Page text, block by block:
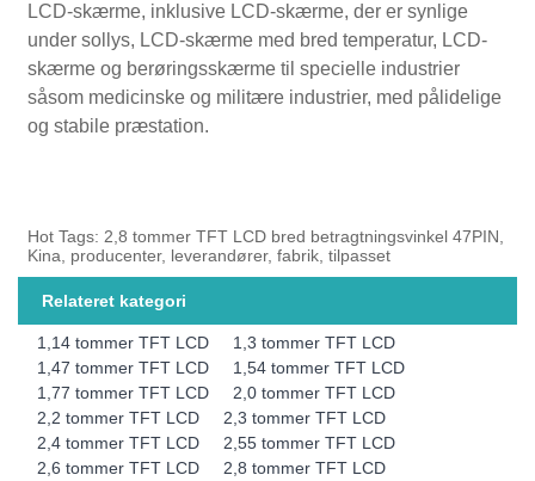
LCD-skærme, inklusive LCD-skærme, der er synlige
under sollys, LCD-skærme med bred temperatur, LCD-
skærme og berøringsskærme til specielle industrier
såsom medicinske og militære industrier, med pålidelige
og stabile præstation.
Hot Tags: 2,8 tommer TFT LCD bred betragtningsvinkel 47PIN,
Kina, producenter, leverandører, fabrik, tilpasset
Relateret kategori
1,14 tommer TFT LCD
1,3 tommer TFT LCD
1,47 tommer TFT LCD
1,54 tommer TFT LCD
1,77 tommer TFT LCD
2,0 tommer TFT LCD
2,2 tommer TFT LCD
2,3 tommer TFT LCD
2,4 tommer TFT LCD
2,55 tommer TFT LCD
2,6 tommer TFT LCD
2,8 tommer TFT LCD